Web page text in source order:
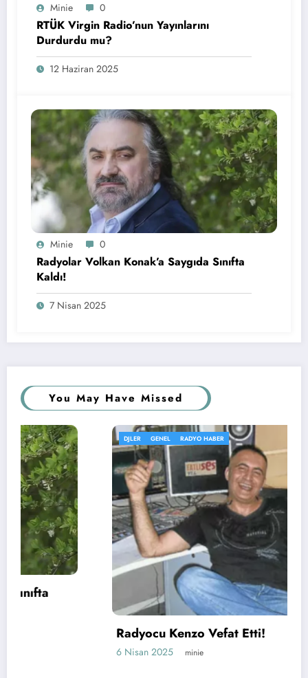
Minie 0
RTÜK Virgin Radio’nun Yayınlarını
Durdurdu mu?
12 Haziran 2025
Minie 0
Radyolar Volkan Konak’a Saygıda Sınıfta
Kaldı!
7 Nisan 2025
You May Have Missed
DJLER GENEL RADYO HABER
Radyocu Kenzo Vefat Etti!
minie